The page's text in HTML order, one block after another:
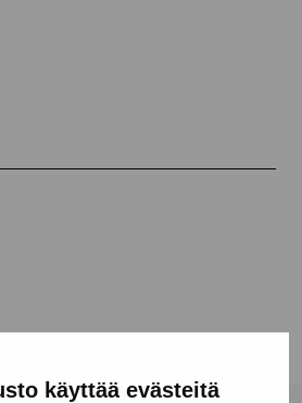
käyttää evästeitä